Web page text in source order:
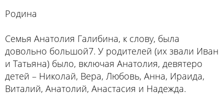
Родина
Семья Анатолия Галибина, к слову, была
довольно большой7. У родителей (их звали Иван
и Татьяна) было, включая Анатолия, девятеро
детей – Николай, Вера, Любовь, Анна, Ираида,
Виталий, Анатолий, Анастасия и Надежда.